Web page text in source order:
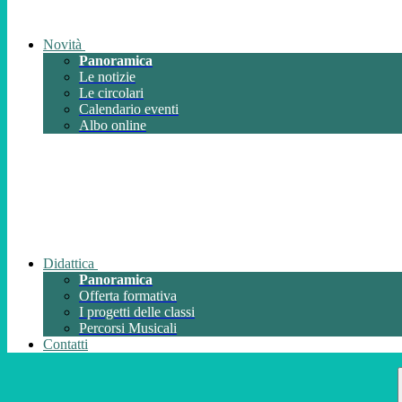
Novità
Panoramica
Le notizie
Le circolari
Calendario eventi
Albo online
Didattica
Panoramica
Offerta formativa
I progetti delle classi
Percorsi Musicali
Contatti